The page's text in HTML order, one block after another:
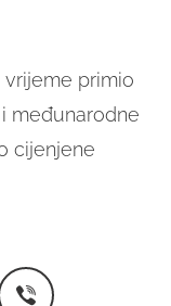
primio
međunarodne
cijenjene